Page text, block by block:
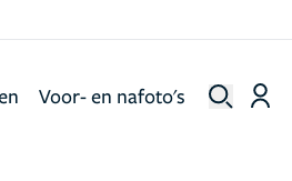
Voor- en nafoto's